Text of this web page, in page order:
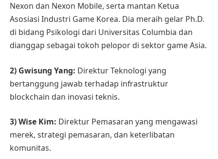
Nexon dan Nexon Mobile, serta mantan Ketua
Asosiasi Industri Game Korea. Dia meraih gelar Ph.D.
di bidang Psikologi dari Universitas Columbia dan
dianggap sebagai tokoh pelopor di sektor game Asia.
2) Gwisung Yang: Direktur Teknologi yang
bertanggung jawab terhadap infrastruktur
blockchain dan inovasi teknis.
3) Wise Kim: Direktur Pemasaran yang mengawasi
merek, strategi pemasaran, dan keterlibatan
komunitas.